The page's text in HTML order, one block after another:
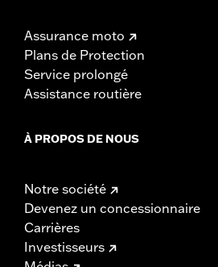
Assurance moto
Plans de Protection
Service prolongé
Assistance routière
À PROPOS DE NOUS
Notre société
Devenez un concessionnaire
Carrières
Investisseurs